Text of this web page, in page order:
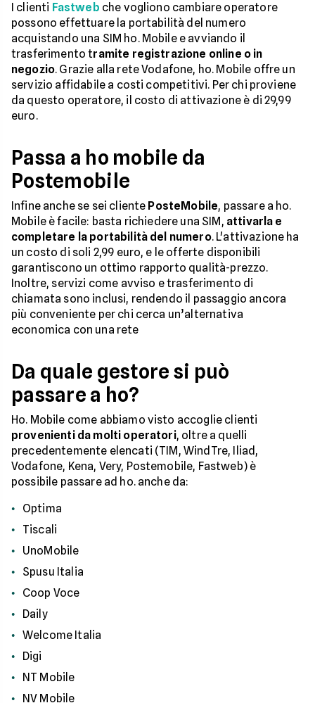
I clienti Fastweb che vogliono cambiare operatore
possono effettuare la portabilità del numero
acquistando una SIM ho. Mobile e avviando il
trasferimento tramite registrazione online o in
negozio. Grazie alla rete Vodafone, ho. Mobile offre un
servizio affidabile a costi competitivi. Per chi proviene
da questo operatore, il costo di attivazione è di 29,99
euro.
Passa a ho mobile da
Postemobile
Infine anche se sei cliente PosteMobile, passare a ho.
Mobile è facile: basta richiedere una SIM, attivarla e
completare la portabilità del numero. L'attivazione ha
un costo di soli 2,99 euro, e le offerte disponibili
garantiscono un ottimo rapporto qualità-prezzo.
Inoltre, servizi come avviso e trasferimento di
chiamata sono inclusi, rendendo il passaggio ancora
più conveniente per chi cerca un’alternativa
economica con una rete
Da quale gestore si può
passare a ho?
Ho. Mobile come abbiamo visto accoglie clienti
provenienti da molti operatori, oltre a quelli
precedentemente elencati (TIM, WindTre, Iliad,
Vodafone, Kena, Very, Postemobile, Fastweb) è
possibile passare ad ho. anche da:
Optima
Tiscali
UnoMobile
Spusu Italia
Coop Voce
Daily
Welcome Italia
Digi
NT Mobile
NV Mobile